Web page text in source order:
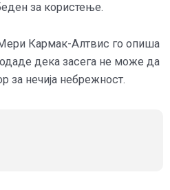
за користење.
Кармак-Алтвис го опиша
дека засега не може да
за нечија небрежност.